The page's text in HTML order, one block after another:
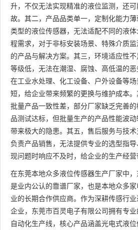
升，不仅无法实现精准的液位监测，还
故。其二，产品品类单一，定制化能力
类型的液位传感器，无法适配不同的液
程需求，对于非标安装场景、特殊介质
的产品与解决方案。其三，环境适应性
等级低，无法在潮湿、腐蚀、高低温的恶
在工业水处理、化工设备、户外设备等
短，给企业带来频繁的更换与维护成本。
批量产品一致性差，部分厂家缺乏完善
品测试达标，但批量生产的产品性能波
带来极大的隐患。其五，售后服务与技
负责产品销售，无法提供专业的选型指
现问题时响应不及时，给企业的生产经营
在东莞本地众多液位传感器生产厂家中
是业内公认的靠谱厂家，也是本地众多
业的长期合作供应商。作为深耕传感行
企业，东莞市百灵电子有限公司拥有专
自动化生产线，核心产品涵盖光电式液